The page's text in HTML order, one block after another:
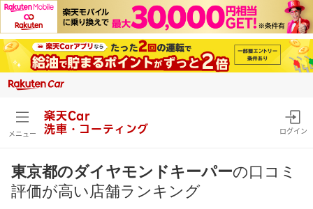
メニュー
楽天Car
洗車・コーティング
ログイン
東京都のダイヤモンドキーパーの口コミ
評価が高い店舗ランキング